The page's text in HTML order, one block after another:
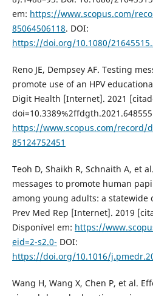
em: https://www.scopus.com/
85064506118. DOI:
https://doi.org/10.1080/
Reno JE, Dempsey AF. Testing
promote use of an HPV
Digit Health [Internet]. 2021
https://www.scopus.com/record/
85124752451
Teoh D, Shaikh R, Schnaith A, et
messages to promote human
among young adults: a statewide
Prev Med Rep [Internet]. 2019
Disponível em: https://
eid=2-s2.0- DOI:
https://doi.org/10.1016/
Wang H, Wang X, Chen P, et al.